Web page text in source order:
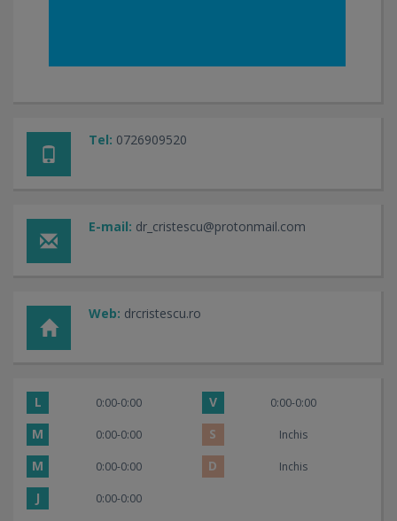
Tel: 0726909520
E-mail: dr_cristescu@protonmail.com
Web: drcristescu.ro
L 0:00-0:00 V 0:00-0:00
M 0:00-0:00 S Inchis
M 0:00-0:00 D Inchis
J 0:00-0:00